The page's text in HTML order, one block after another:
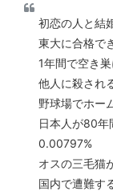
初恋の人と結
東大に合格で
1年間で空き
他人に殺され
野球場でホー
日本人が80年
0.00797%
オスの三毛猫
国内で遭難す